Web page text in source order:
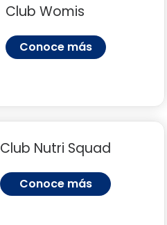
Club Womis
Conoce más
Club Nutri Squad
Conoce más